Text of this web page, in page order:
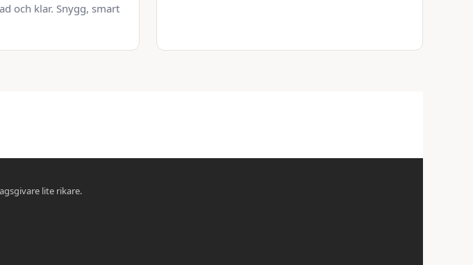
och klar. Snygg, smart
lite rikare.